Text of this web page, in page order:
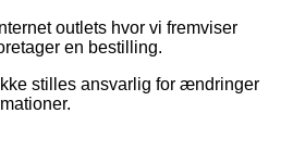
outlets hvor vi fremviser
en bestilling.
stilles ansvarlig for ændringer